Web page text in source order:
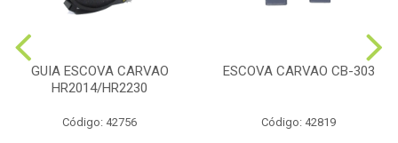
GUIA ESCOVA CARVAO
HR2014/HR2230
Código: 42756
ESCOVA CARVAO CB-303
Código: 42819